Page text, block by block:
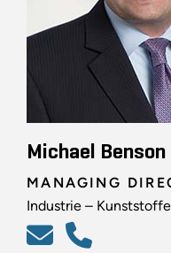
Michael Benson
MANAGING
Industrie – Kunststoffe